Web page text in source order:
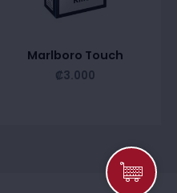
Marlboro Touch
₡3.000